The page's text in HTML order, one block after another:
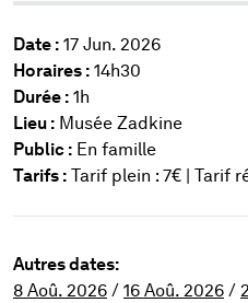
Date : 17 Jun. 2026
Horaires : 14h30
Durée : 1h
Lieu : Musée Zadkine
Public : En famille
Tarifs : Tarif plein : 7€ | Tarif
Autres dates:
8 Aoû. 2026 / 16 Aoû. 2026 /